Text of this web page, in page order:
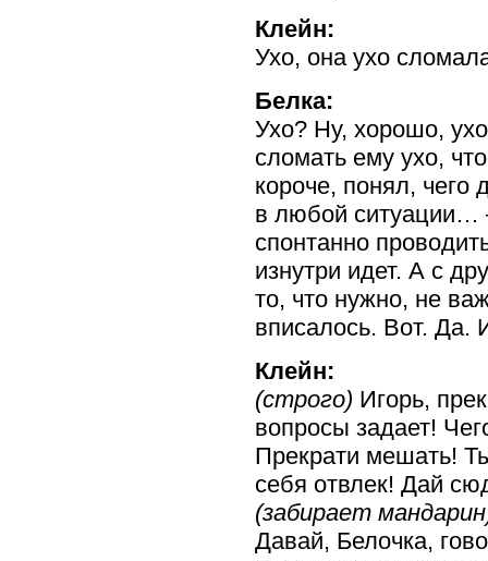
Клейн:
Ухо, она ухо
Белка:
Ухо? Ну, хорошо,
сломать ему ухо,
короче, понял, чего
в любой ситуации…
спонтанно
изнутри идет. А с
то, что нужно, не
вписалось. Вот.
Клейн:
(строго) Игорь,
вопросы задает!
Прекрати мешать!
себя отвлек! Дай
(забирает
Давай, Белочка,